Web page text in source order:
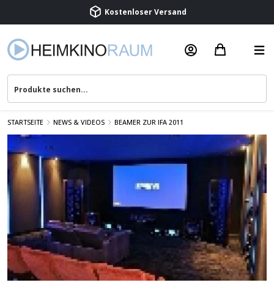
Beratung & Service
STARTSEITE NEWS & VIDEOS BEAMER ZUR IFA 2011